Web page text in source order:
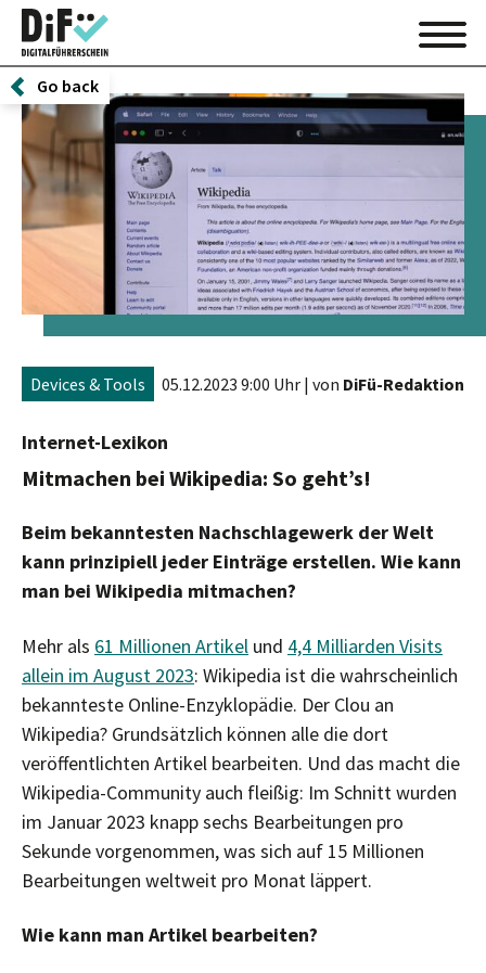
Go back
Devices & Tools 05.12.2023 9:00 Uhr | von DiFü-Redaktion
Internet-Lexikon
Mitmachen bei Wikipedia: So geht’s!
Beim bekanntesten Nachschlagewerk der Welt
kann prinzipiell jeder Einträge erstellen. Wie kann
man bei Wikipedia mitmachen?
Mehr als 61 Millionen Artikel und 4,4 Milliarden Visits
allein im August 2023: Wikipedia ist die wahrscheinlich
bekannteste Online-Enzyklopädie. Der Clou an
Wikipedia? Grundsätzlich können alle die dort
veröffentlichten Artikel bearbeiten. Und das macht die
Wikipedia-Community auch fleißig: Im Schnitt wurden
im Januar 2023 knapp sechs Bearbeitungen pro
Sekunde vorgenommen, was sich auf 15 Millionen
Bearbeitungen weltweit pro Monat läppert.
Wie kann man Artikel bearbeiten?